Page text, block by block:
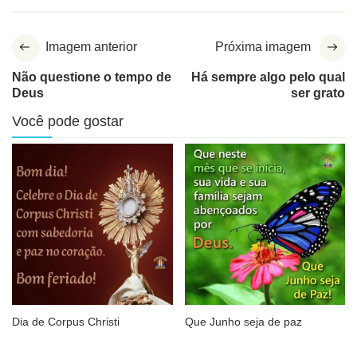
Imagem anterior
Não questione o tempo de
Deus
Próxima imagem
Há sempre algo pelo qual
ser grato
Você pode gostar
Dia de Corpus Christi Que Junho seja de paz